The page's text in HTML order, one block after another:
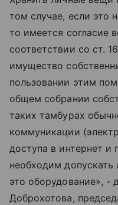
том случае, если это
то имеется согласие
соответствии со ст.
имущество
пользовании этим
общем собрании
таких тамбурах
коммуникации
доступа в интернет и
необходим допускать
это оборудование», -
Доброхотова,